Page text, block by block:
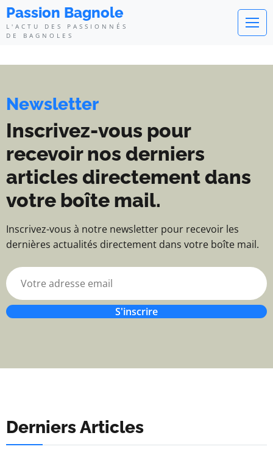
Passion Bagnole - L'actu des
Passion Bagnole
L'ACTU DES PASSIONNÉS
DE BAGNOLES
Newsletter
Inscrivez-vous pour
recevoir nos derniers
articles directement dans
votre boîte mail.
Inscrivez-vous à notre newsletter pour recevoir les
dernières actualités directement dans votre boîte mail.
S'inscrire
Derniers Articles